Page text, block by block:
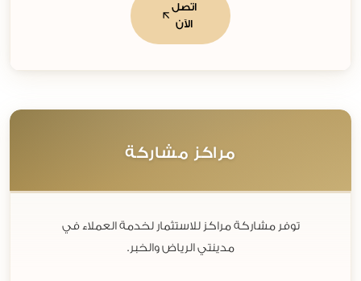
اتصل
الآن
مراكز مشاركة
توفر مشاركة مراكز للاستثمار لخدمة العملاء في
مدينتي الرياض والخبر.